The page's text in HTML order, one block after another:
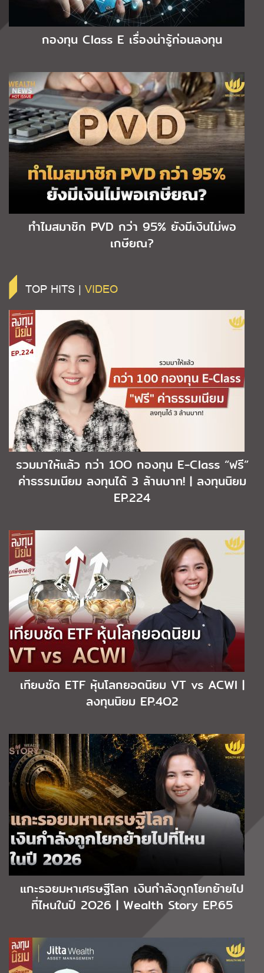
กองทุน Class E เรื่องน่ารู้ก่อนลงทุน
ทำไมสมาชิก PVD กว่า 95% ยังมีเงินไม่พอ
เกษียณ?
TOP HITS | VIDEO
รวมมาให้แล้ว กว่า 1OO กองทุน E-Class “ฟรี”
ค่าธรรมเนียม ลงทุนได้ 3 ล้านบาท! | ลงทุนนิยม
EP.224
เทียบชัด ETF หุ้นโลกยอดนิยม VT vs ACWI |
ลงทุนนิยม EP.4O2
แกะรอยมหาเศรษฐีโลก เงินกำลังถูกโยกย้ายไป
ที่ไหนในปี 2O26 | Wealth Story EP.65